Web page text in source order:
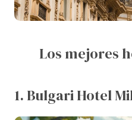
Los mejores
1. Bulgari Hotel